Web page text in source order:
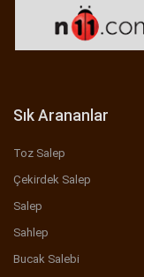
Sık Arananlar
Toz Salep
Çekirdek Salep
Salep
Sahlep
Bucak Salebi